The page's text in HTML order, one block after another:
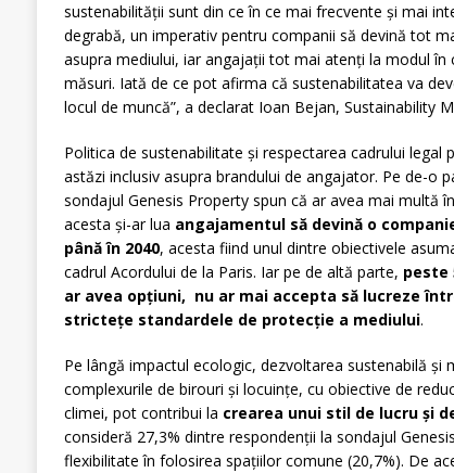
sustenabilității sunt din ce în ce mai frecvente și mai
degrabă, un imperativ pentru companii să devină tot
asupra mediului, iar angajații tot mai atenți la modul
măsuri. Iată de ce pot afirma că sustenabilitatea va
locul de muncă”, a declarat Ioan Bejan, Sustainability
Politica de sustenabilitate și respectarea cadrului legal
astăzi inclusiv asupra brandului de angajator. Pe de-o
sondajul Genesis Property spun că ar avea mai multă
acesta și-ar lua angajamentul să devină o
până în 2040, acesta fiind unul dintre obiectivele
cadrul Acordului de la Paris. Iar pe de altă parte, peste
ar avea opțiuni, nu ar mai accepta să lucreze
strictețe standardele de protecție a mediului.
Pe lângă impactul ecologic, dezvoltarea sustenabilă și
complexurile de birouri și locuințe, cu obiective de
climei, pot contribui la crearea unui stil de lucru și
consideră 27,3% dintre respondenții la sondajul
flexibilitate în folosirea spațiilor comune (20,7%). De